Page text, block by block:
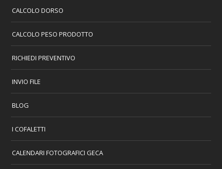
CALCOLO DORSO
CALCOLO PESO PRODOTTO
RICHIEDI PREVENTIVO
INVIO FILE
BLOG
I COFALETTI
CALENDARI FOTOGRAFICI GECA